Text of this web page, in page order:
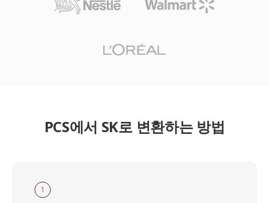
PCS에서 SK로 변환하는 방법
1